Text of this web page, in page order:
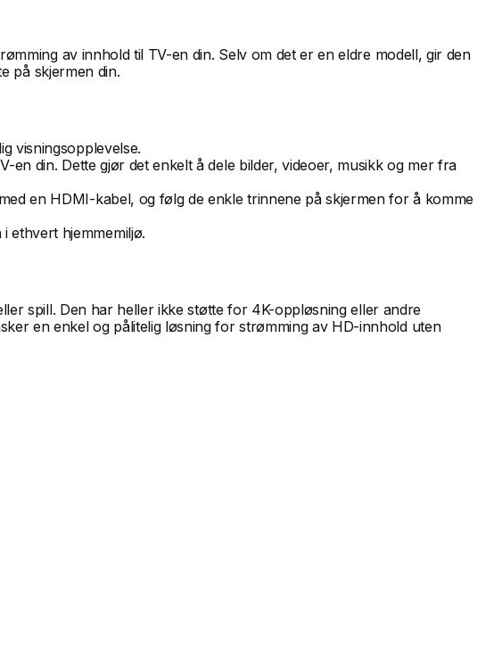
av innhold til TV-en din. Selv om det er en eldre modell, gir den
på skjermen din.
visningsopplevelse.
din. Dette gjør det enkelt å dele bilder, videoer, musikk og mer fra
en HDMI-kabel, og følg de enkle trinnene på skjermen for å komme
ethvert hjemmemiljø.
spill. Den har heller ikke støtte for 4K-oppløsning eller andre
en enkel og pålitelig løsning for strømming av HD-innhold uten